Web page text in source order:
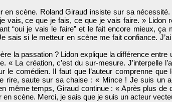
en scène. Roland Giraud insiste sur sa
vais, ce que je fais, ce que je vais faire. » Lidon
“oui je vais le faire” et le fait encore mieux, ça
sais si le metteur en scène me fait confiance.
la passation ? Lidon explique la différence
La création, c’est du sur-mesure. J’interpelle
comédien. Il faut que l’auteur comprenne que
rire, saute sur sa chaise : « Mince ! Je suis un
même temps, Giraud continue : « Après plus de
en scène. Merci, je sais que je suis un acteur